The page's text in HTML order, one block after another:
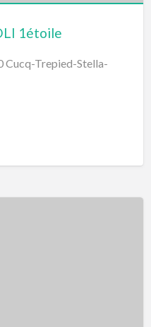
1étoile
Cucq-Trepied-Stella-